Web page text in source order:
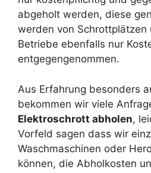
abgeholt werden, diese
werden von Schrottplätzen
Betriebe ebenfalls nur
entgegengenommen.
Aus Erfahrung besonders
bekommen wir viele
Elektroschrott abholen,
Vorfeld sagen dass wir
Waschmaschinen oder
können, die Abholkosten